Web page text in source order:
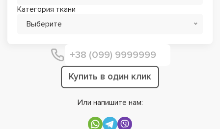
Категория ткани
Выберите
Купить в один клик
Или напишите нам: